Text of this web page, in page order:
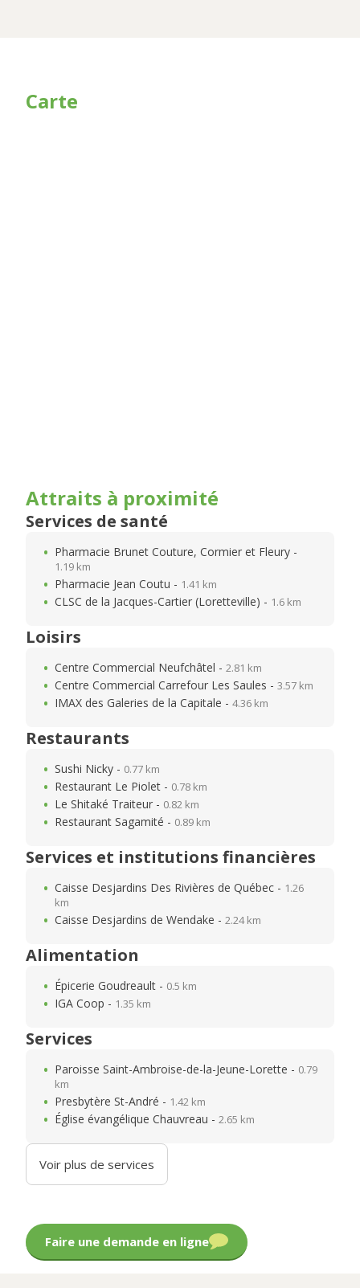
Carte
Attraits à proximité
Services de santé
Pharmacie Brunet Couture, Cormier et Fleury -
1.19 km
Pharmacie Jean Coutu - 1.41 km
CLSC de la Jacques-Cartier (Loretteville) - 1.6 km
Loisirs
Centre Commercial Neufchâtel - 2.81 km
Centre Commercial Carrefour Les Saules - 3.57 km
IMAX des Galeries de la Capitale - 4.36 km
Restaurants
Sushi Nicky - 0.77 km
Restaurant Le Piolet - 0.78 km
Le Shitaké Traiteur - 0.82 km
Restaurant Sagamité - 0.89 km
Services et institutions financières
Caisse Desjardins Des Rivières de Québec - 1.26
km
Caisse Desjardins de Wendake - 2.24 km
Alimentation
Épicerie Goudreault - 0.5 km
IGA Coop - 1.35 km
Services
Paroisse Saint-Ambroise-de-la-Jeune-Lorette - 0.79
km
Presbytère St-André - 1.42 km
Église évangélique Chauvreau - 2.65 km
Voir plus de services
Faire une demande en ligne